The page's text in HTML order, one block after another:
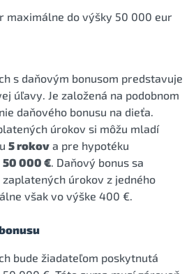
maximálne do výšky 50 000 eur
s daňovým bonusom predstavuje
úľavy. Je založená na podobnom
daňového bonusu na dieťa.
úrokov si môžu mladí
5 rokov a pre hypotéku
50 000 €. Daňový bonus sa
úrokov z jedného
však vo výške 400 €.
bude žiadateľom poskytnutá